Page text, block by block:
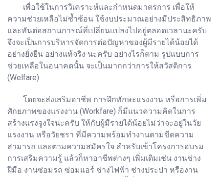
เพื่อใช้ในการวิเคราะห์และกำหนดมาตรการ เพื่อให้
ความช่วยเหลือไม่ซ้ำซ้อน ใช้งบประมาณอย่างมีประสิทธิภาพ
และทันต่อสถานการณ์ที่เปลี่ยนแปลงไปอยู่ตลอดเวลานะครับ
จึงจะเป็นการบริหารจัดการต่อปัญหาของผู้มีรายได้น้อยได้
อย่างยั่งยืน อย่างแท้จริง นะครับ อย่างไรก็ตาม รูปแบบการ
ช่วยเหลือในอนาคตนั้น จะเป็นมากกว่าการให้สวัสดิการ
(Welfare)
โดยจะส่งเสริมอาชีพ การฝึกทักษะแรงงาน หรือการเพิ่ม
ศักยภาพของแรงงาน (Workfare) ก็มีแนวความคิดในการ
สร้างแรงจูงใจนะครับ ให้กับผู้มีรายได้น้อยไม่ว่าจะอยู่ในวัย
แรงงาน หรือวัยชรา ที่มีความพร้อมทำงานตามขีดความ
สามารถ และตามความสมัครใจ สำหรับเข้าโครงการอบรม
การเสริมความรู้ แล้วก็หาอาชีพต่างๆ เพิ่มเติมเช่น งานช่าง
ฝีมือ งานซ่อมรถ ซ่อมแอร์ ช่างไฟฟ้า ช่างประปา หรืองาน